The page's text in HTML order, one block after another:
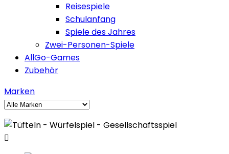
Reisespiele
Schulanfang
Spiele des Jahres
Zwei-Personen-Spiele
AllGo-Games
Zubehör
Marken
